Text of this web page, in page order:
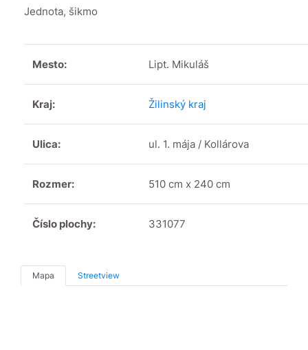
Jednota, šikmo
Mesto: Lipt. Mikuláš
Kraj: Žilinský kraj
Ulica: ul. 1. mája / Kollárova
Rozmer: 510 cm x 240 cm
Číslo plochy: 331077
Mapa Streetview